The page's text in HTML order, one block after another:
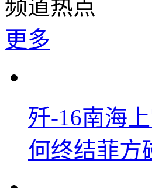
频道热点
更多
歼-16南海
何终结菲方